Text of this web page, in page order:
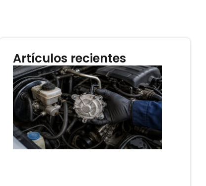
Artículos recientes